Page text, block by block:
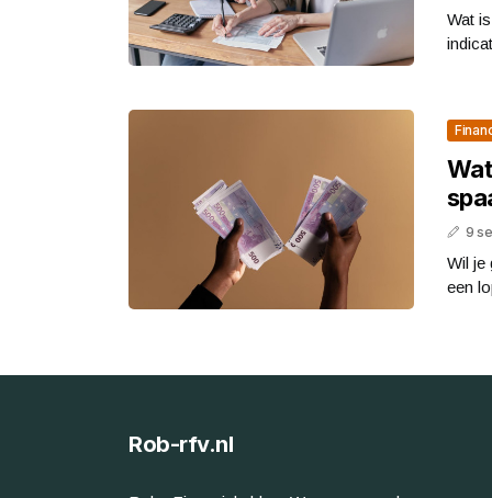
Wat
9
Wil je
een
Rob-rfv.nl